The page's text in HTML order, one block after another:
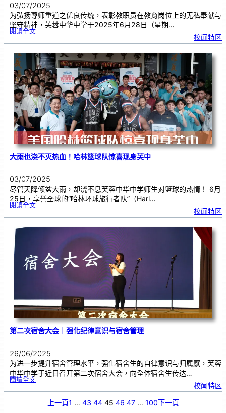
03/07/2025
为弘扬尊师重道之优良传统，表彰教职员在教育岗位上的无私奉献与
坚守精神，芙蓉中华中学于2025年6月28日（星期…
閱讀全文:2
5
教
师
节
暨
长
期
服
务
奖
颁
奖
典
礼
校闻特区
大雨也浇不灭热血！哈林篮球队惊喜现身芙中
03/07/2025
尽管天降倾盆大雨，却浇不息芙蓉中华中学师生对篮球的热情！ 6月
25日，享誉全球的“哈林环球旅行者队”（Harl…
閱讀全文:大
浇
灭
热
队
惊
喜
现
身
芙
校闻特区
第二次宿舍大会｜强化纪律意识与宿舍管理
26/06/2025
为进一步提升宿舍管理水平，强化宿舍生的自律意识与归属感，芙蓉
中华中学于近日召开第二次宿舍大会，向全体宿舍生传达…
閱讀全文:第
宿
校闻特区
上一頁1 … 43 44 45 46 47 … 100下一頁